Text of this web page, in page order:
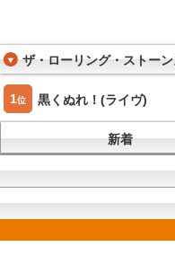
ザ・ローリング・ストー
1位 黒くぬれ！(ライヴ)
新着